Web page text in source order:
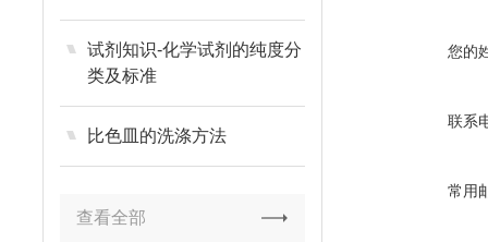
试剂知识-化学试剂的纯度分
类及标准
比色皿的洗涤方法
查看全部
您的
联系
常用